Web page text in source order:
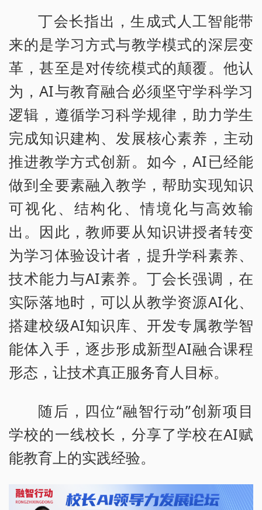
丁会长指出，生成式人工智能带
来的是学习方式与教学模式的深层变
革，甚至是对传统模式的颠覆。他认
为，AI与教育融合必须坚守学科学习
逻辑，遵循学习科学规律，助力学生
完成知识建构、发展核心素养，主动
推进教学方式创新。如今，AI已经能
做到全要素融入教学，帮助实现知识
可视化、结构化、情境化与高效输
出。因此，教师要从知识讲授者转变
为学习体验设计者，提升学科素养、
技术能力与AI素养。丁会长强调，在
实际落地时，可以从教学资源AI化、
搭建校级AI知识库、开发专属教学智
能体入手，逐步形成新型AI融合课程
形态，让技术真正服务育人目标。
随后，四位“融智行动”创新项目
学校的一线校长，分享了学校在AI赋
能教育上的实践经验。